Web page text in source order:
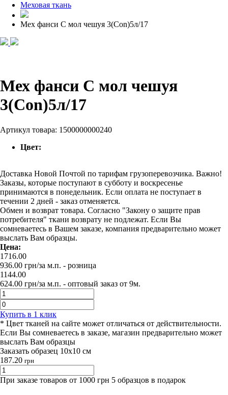
Меховая ткань
Мех фанси С мол чешуя 3(Con)5л/17
Мех фанси С мол чешуя
3(Con)5л/17
Артикул товара: 1500000000240
Цвет:
Доставка Новой Почтой по тарифам грузоперевозчика. Важно!
Заказы, которые поступают в субботу и воскресенье
принимаются в понедельник. Если оплата не поступает в
течении 2 дней - заказ отменяется.
Обмен и возврат товара. Согласно "Закону о защите прав
потребителя" ткани возврату не подлежат. Если Вы
сомневаетесь в Вашем заказе, компания предварительно может
выслать Вам образцы.
Цена:
1716.00
936.00 грн/за м.п. - розница
1144.00
624.00 грн/за м.п. - оптовый заказ от 9м.
Купить в 1 клик
* Цвет тканей на сайте может отличаться от действительности.
Если Вы сомневаетесь в заказе, магазин предварительно может
выслать Вам образцы
Заказать образец 10х10 см
187.20 грн
При заказе товаров от 1000 грн 5 образцов в подарок